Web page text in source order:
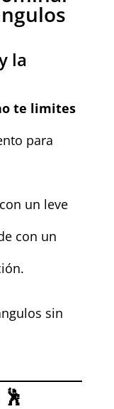
la
te limites
para
un leve
con un
sin